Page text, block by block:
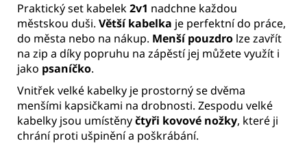
Praktický set kabelek2v1 nadchne každou
městskou duši. Větší kabelka je perfektní do práce,
do města nebo na nákup. Menší pouzdro lze zavřít
na zip a díky popruhu na zápěstí jej můžete využít i
jako psaníčko.
Vnitřek velké kabelky je prostorný se dvěma
menšími kapsičkami na drobnosti. Zespodu velké
kabelky jsou umístěnyčtyři kovové nožky, které ji
chrání proti ušpinění a poškrábání.